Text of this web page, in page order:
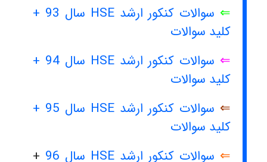
⇐
سوالات کنکور ارشد HSE سال 93 +
کلید سوالات
⇐
سوالات کنکور ارشد HSE سال 94 +
کلید سوالات
⇐
سوالات کنکور ارشد HSE سال 95 +
کلید سوالات
⇐ سوالات کنکور ارشد HSE سال 96
+